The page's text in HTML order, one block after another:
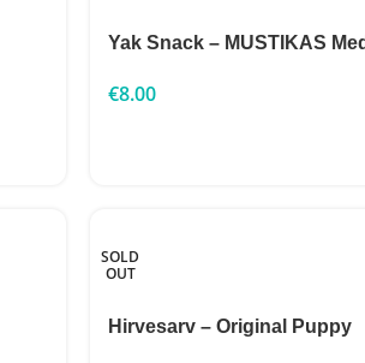
Yak Snack – MUSTIKAS
€8.00
SOLD
OUT
Hirvesarv – Original Puppy